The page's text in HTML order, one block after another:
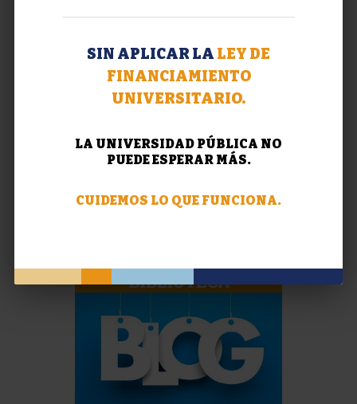
SIN APLICAR LA LEY DE
FINANCIAMIENTO
UNIVERSITARIO.
LA UNIVERSIDAD PÚBLICA NO
PUEDE ESPERAR MÁS.
CUIDEMOS LO QUE FUNCIONA.